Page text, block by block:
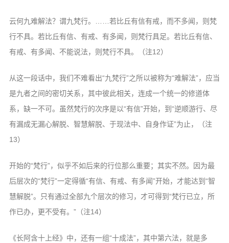
云何九难解法？谓九梵行。……若比丘有信有戒，而不多闻，则梵
行不具。若比丘有信、有戒、有多闻，则梵行具足。若比丘有信、
有戒、有多闻、不能说法，则梵行不具。（注12）
从这一段话中，我们不难看出“九梵行”之所以被称为“难解法”，应当
是九者之间的密切关系，其中彼此相关，连成一个统一的修道体
系，缺一不可。虽然梵行的次序是以“有信”开始，到“逆顺游行、尽
有漏成无漏心解脱、智慧解脱、于现法中、自身作证”为止，（注
13）
开始的“梵行”，似乎不如后来的行位那么重要；其实不然。因为最
后层次的“梵行”一定得循“有信、有戒、有多闻”开始，才能达到“智
慧解脱”。只有通过全部九个层次的修习，才可得到“梵行已立，所
作已办，更不受有。”（注14）
《长阿含十上经》中，还有一组“十成法”，其中第六法，就是多